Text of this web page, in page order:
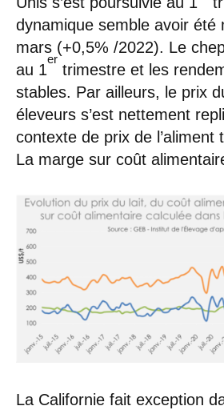
dynamique semble avoir été
mars (+0,5% /2022). Le
au 1
er
trimestre et les
stables. Par ailleurs, le prix
éleveurs s’est nettement
contexte de prix de l’aliment
La marge sur coût
La Californie fait exception